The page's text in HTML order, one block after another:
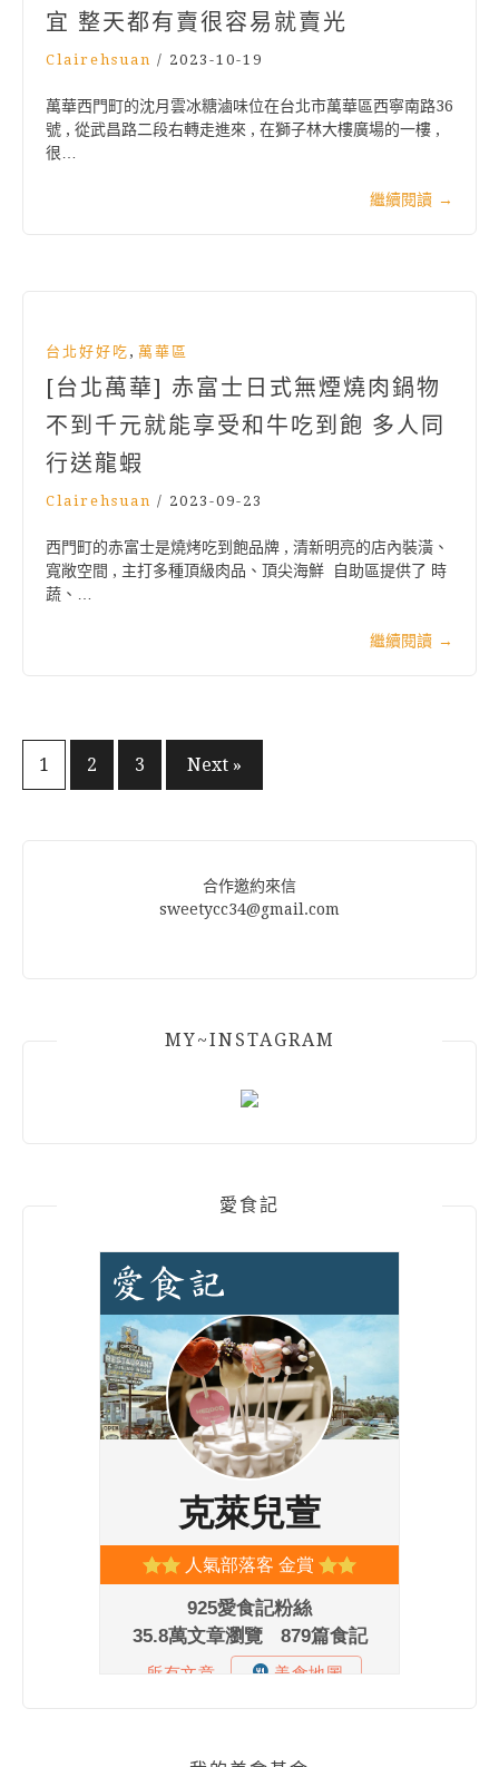
宜 整天都有賣很容易就賣光
Clairehsuan / 2023-10-19
萬華西門町的沈月雲冰糖滷味位在台北市萬華區西寧南路36
號 , 從武昌路二段右轉走進來 , 在獅子林大樓廣場的一樓 ,
很…
繼續閱讀 →
台北好好吃 , 萬華區
[台北萬華] 赤富士日式無煙燒肉鍋物
不到千元就能享受和牛吃到飽 多人同
行送龍蝦
Clairehsuan / 2023-09-23
西門町的赤富士是燒烤吃到飽品牌 , 清新明亮的店內裝潢、
寬敞空間 , 主打多種頂級肉品、頂尖海鮮 自助區提供了 時
蔬、…
繼續閱讀 →
文
1 2 3 Next »
合作邀約來信
sweetycc34@gmail.com
MY~INSTAGRAM
愛食記